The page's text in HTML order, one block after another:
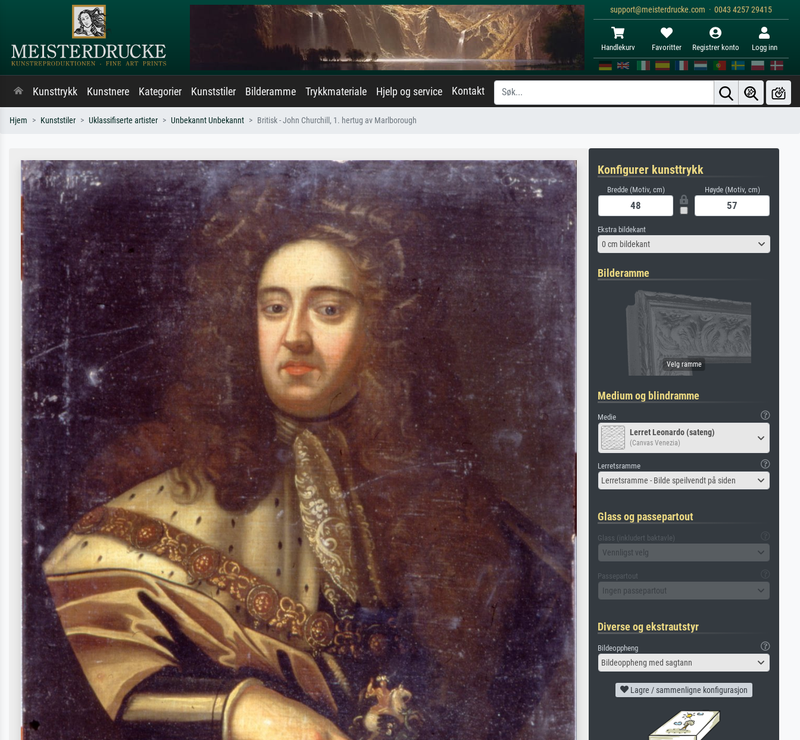
support@meisterdrucke.com · 0043 4257 29415
Handlekurv Favoritter Registrer konto Logg inn
Kunsttrykk Kunstnere Kategorier Kunststiler Bilderamme Trykkmateriale Hjelp og service Kontakt
Hjem Kunststiler Uklassifiserte artister Unbekannt Unbekannt Britisk - John Churchill, 1. hertug av Marlborough
Konfigurer kunsttrykk
Bredde (Motiv, cm) Høyde (Motiv, cm)
Ekstra bildekant
0 cm bildekant
Bilderamme
Medium og blindramme
Medie
Lerret Leonardo (sateng)
(Canvas Venezia)
Lerretsramme
Lerretsramme - Bilde speilvendt på siden
Glass og passepartout
Glass (inkludert baktavle)
Vennligst velg
Passepartout
Ingen passepartout
Diverse og ekstrautstyr
Bildeoppheng
Bildeoppheng med sagtann
Lagre / sammenligne konfigurasjon